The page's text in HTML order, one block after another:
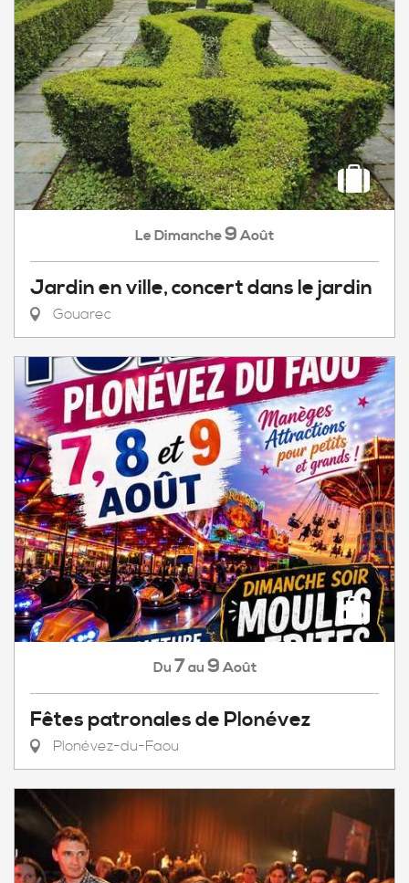
Le Dimanche9 Août
Jardin en ville, concert dans le jardin
Gouarec
Du 7au 9 Août
Fêtes patronales de Plonévez
Plonévez-du-Faou